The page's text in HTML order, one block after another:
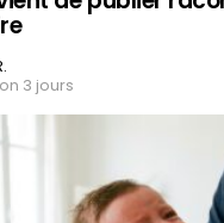
3 jours